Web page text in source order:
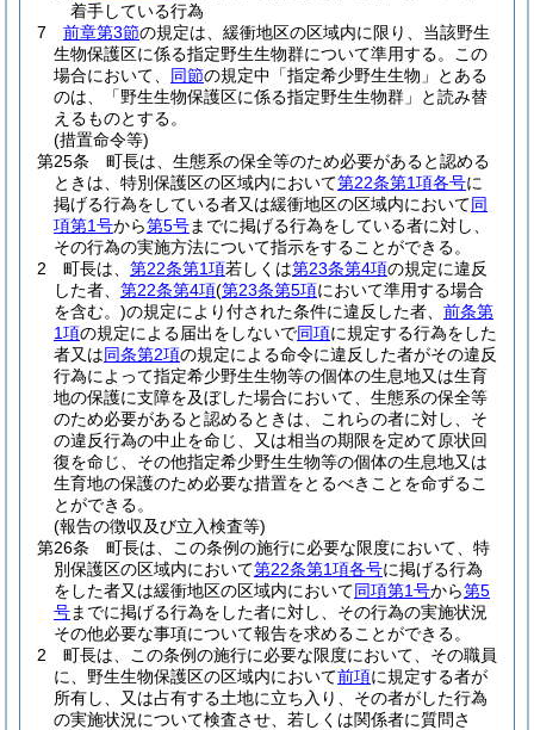
着手している行為
7
前章第3節の規定は、緩衝地区の区域内に限り、当該野生
生物保護区に係る指定野生生物群について準用する。
この
場合において、 同節の規定中「指定希少野生生物」とある
のは、「野生生物保護区に係る指定野生生物群」と読み替
えるものとする。
(措置命令等)
第25条
町長は、生態系の保全等のため必要があると認める
ときは、特別保護区の区域内において第22条第1項各号に
掲げる行為をしている者又は緩衝地区の区域内において同
項第1号から第5号までに掲げる行為をしている者に対し、
その行為の実施方法について指示をすることができる。
2
町長は、 第22条第1項若しくは第23条第4項の規定に違反
した者、 第22条第4項(第23条第5項において準用する場合
を含む。)の規定により付された条件に違反した者、 前条第
1項の規定による届出をしないで同項に規定する行為をした
者又は同条第2項の規定による命令に違反した者がその違反
行為によって指定希少野生生物等の個体の生息地又は生育
地の保護に支障を及ぼした場合において、生態系の保全等
のため必要があると認めるときは、これらの者に対し、そ
の違反行為の中止を命じ、又は相当の期限を定めて原状回
復を命じ、その他指定希少野生生物等の個体の生息地又は
生育地の保護のため必要な措置をとるべきことを命ずるこ
とができる。
(報告の徴収及び立入検査等)
第26条
町長は、この条例の施行に必要な限度において、特
別保護区の区域内において第22条第1項各号に掲げる行為
をした者又は緩衝地区の区域内において同項第1号から第5
号までに掲げる行為をした者に対し、その行為の実施状況
その他必要な事項について報告を求めることができる。
2
町長は、この条例の施行に必要な限度において、その職員
に、野生生物保護区の区域内において前項に規定する者が
所有し、又は占有する土地に立ち入り、その者がした行為
の実施状況について検査させ、若しくは関係者に質問さ